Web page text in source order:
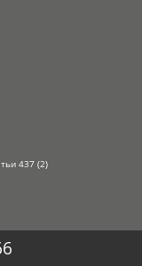
437 (2)